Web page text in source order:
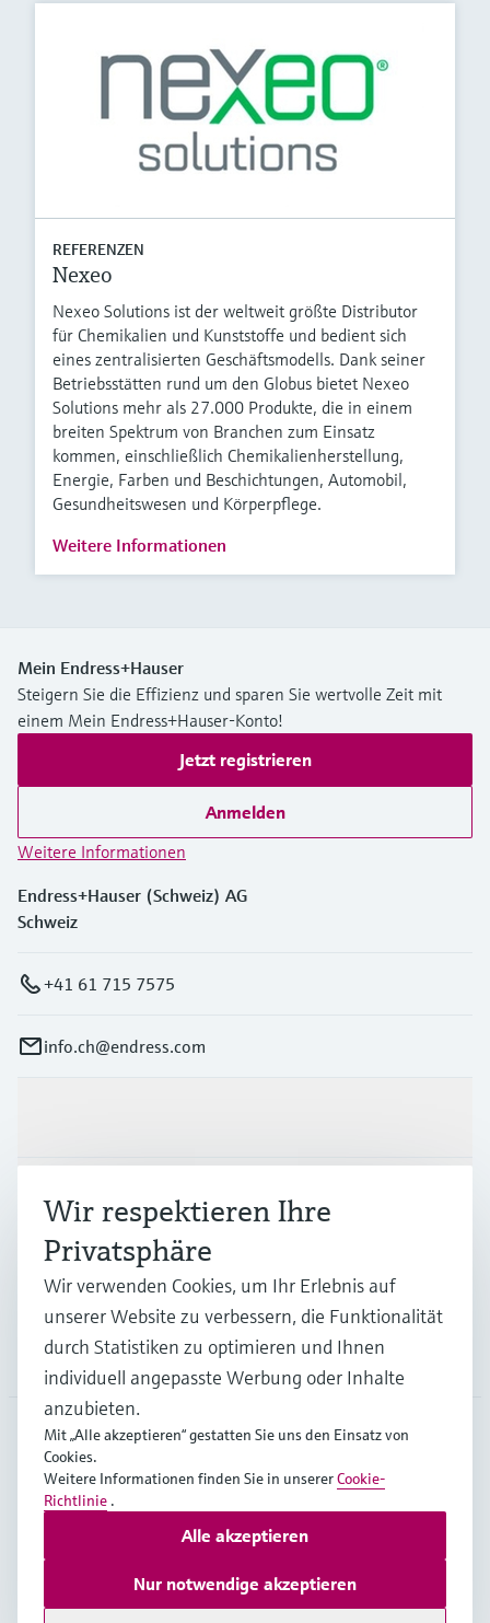
REFERENZEN
Nexeo
Nexeo Solutions ist der weltweit größte Distributor
für Chemikalien und Kunststoffe und bedient sich
eines zentralisierten Geschäftsmodells. Dank seiner
Betriebsstätten rund um den Globus bietet Nexeo
Solutions mehr als 27.000 Produkte, die in einem
breiten Spektrum von Branchen zum Einsatz
kommen, einschließlich Chemikalienherstellung,
Energie, Farben und Beschichtungen, Automobil,
Gesundheitswesen und Körperpflege.
Weitere Informationen
Mein Endress+Hauser
Steigern Sie die Effizienz und sparen Sie wertvolle Zeit mit
einem Mein Endress+Hauser-Konto!
Jetzt registrieren
Anmelden
Weitere Informationen
Endress+Hauser (Schweiz) AG
Schweiz
+41 61 715 7575
info.ch@endress.com
Branchen
Support
Unternehmen
CHE
Copyright © Endress+Hauser Group Services AG
Nutzungsbedingungen
Datenschutz
Wir respektieren Ihre
Privatsphäre
Wir verwenden Cookies, um Ihr Erlebnis auf
unserer Website zu verbessern, die Funktionalität
durch Statistiken zu optimieren und Ihnen
individuell angepasste Werbung oder Inhalte
anzubieten.
Mit „Alle akzeptieren“ gestatten Sie uns den Einsatz von
Cookies.
Weitere Informationen finden Sie in unsererCookie-
Richtlinie .
Nur notwendige akzeptieren
Alle akzeptieren